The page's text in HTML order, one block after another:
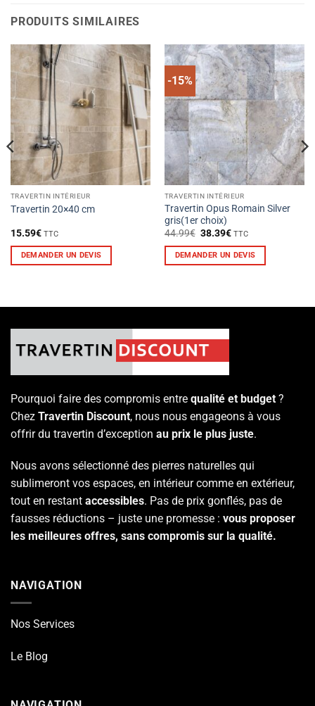
PRODUITS SIMILAIRES
TRAVERTIN INTÉRIEUR
Travertin 20×40 cm
15.59€ TTC
DEMANDER UN DEVIS
-15%
TRAVERTIN INTÉRIEUR
Travertin Opus Romain Silver
gris(1er choix)
44.99€ Le
initial
était :
44.99€.
38.39€Le
actuel
est :
38.39€.
TTC
DEMANDER UN DEVIS
Pourquoi faire des compromis entre qualité et budget ?
Chez Travertin Discount, nous nous engageons à vous
offrir du travertin d’exception au prix le plus juste.
Nous avons sélectionné des pierres naturelles qui
sublimeront vos espaces, en intérieur comme en extérieur,
tout en restant accessibles. Pas de prix gonflés, pas de
fausses réductions – juste une promesse : vous proposer
les meilleures offres, sans compromis sur la qualité.
NAVIGATION
Nos Services
Le Blog